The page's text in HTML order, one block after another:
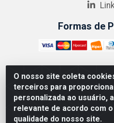
O nosso site coleta
terceiros para
personalizada ao usuário,
relevante de acordo com
qualidade do nosso site.
Formas de
ABRASEG COMÉRCIO
10.894.768/0001-00 -
Penha Circular - Rio de